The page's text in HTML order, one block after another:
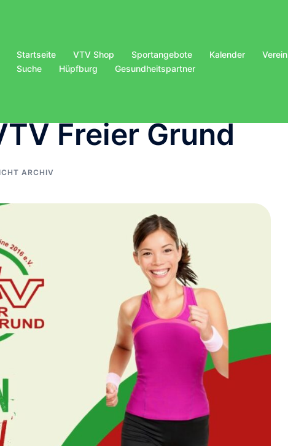
Startseite VTV Shop Sportangebote Kalender Verein
Suche
Hüpfburg Gesundheitspartner
Freier Grund
ARCHIV